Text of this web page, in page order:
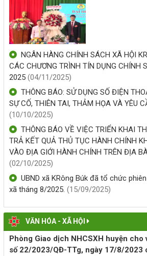
PHÒNG GIAO DỊCH NHCSXH KRÔNG
HUẤN NGHIỆP VỤ CHO BAN QUẢN LÝ
(26/06/2026, 00:00)
DANH SÁCH LÃNH ĐẠO, CHUYÊN VIÊN
PHỤC VỤ HÀNH CHÍNH CÔNG XÃ
(26/06/2026, 00:00)
KẾT QUẢ THỰC HIỆN TÍN DỤNG CHÍNH
BÀN XÃ KRÔNG BÚK 06 THÁNG NĂM
(25/06/2026, 00:00)
TRIỂN KHAI TIỀN GỬI TÍCH LŨY VÀ
TẠI PHÒNG GIAO DỊCH NGÂN HÀNG
KRÔNG BÚK
(26/05/2026, 00:00)
Hiệu quả mô hình thoát nghèo nhờ
hàng Chính sách xã hội Krông Búk
(23/05/2026, 00:00)
NGÂN HÀNG CHÍNH SÁCH XÃ HỘI
CÁC CHƯƠNG TRÌNH TÍN DỤNG CHÍNH
2025 (04/11/2025)
THÔNG BÁO: SỬ DỤNG SỐ ĐIỆN
SỰ CỐ, THIÊN TAI, THẢM HỌA VÀ YÊU
(10/10/2025)
THÔNG BÁO VỀ VIỆC TRIỂN KHAI
TRẢ KẾT QUẢ THỦ TỤC HÀNH CHÍNH
VÀO ĐỊA GIỚI HÀNH CHÍNH TRÊN ĐỊA
(02/10/2025)
UBND xã KRông Búk đã tổ chức
xã tháng 8/2025. (15/09/2025)
VĂN HÓA - XÃ HỘI
Phòng Giao dịch NHCSXH huyện cho
số 22/2023/QĐ-TTg, ngày 17/8/2023